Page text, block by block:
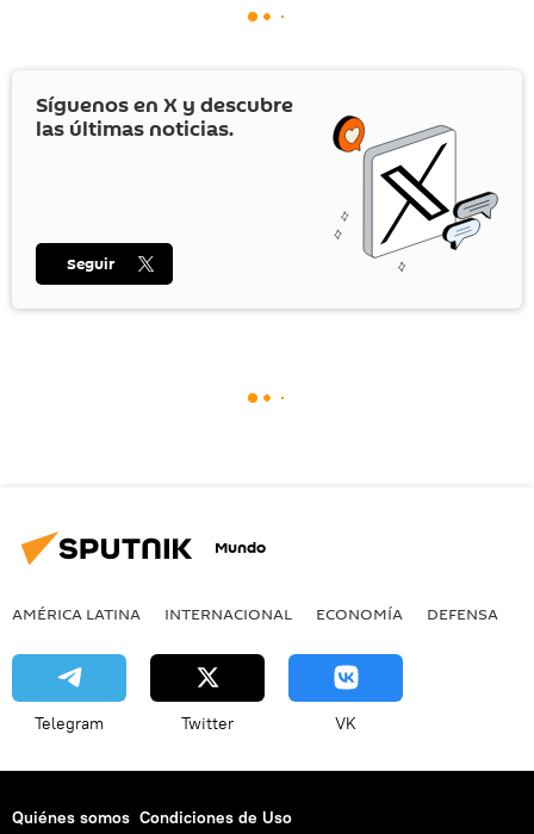
Síguenos en X y descubre
las últimas noticias.
Seguir
Mundo
AMÉRICA LATINA INTERNACIONAL ECONOMÍA DEFENSA
Telegram Twitter VK
Quiénes somos Condiciones de Uso